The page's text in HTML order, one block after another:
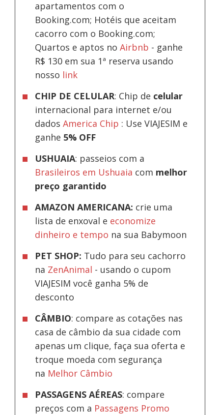
apartamentos com o
Booking.com; Hotéis que aceitam
cacorro com o Booking.com;
Quartos e aptos noAirbnb - ganhe
R$ 130 em sua 1ª reserva usando
nosso link
CHIP DE CELULAR: Chip de celular
internacional para internet e/ou
dadosAmerica Chip : Use VIAJESIM e
ganhe 5% OFF
USHUAIA: passeios com a
Brasileiros em Ushuaia com melhor
preço garantido
AMAZON AMERICANA: crie uma
lista de enxoval e economize
dinheiro e tempo na sua Babymoon
PET SHOP: Tudo para seu cachorro
na ZenAnimal - usando o cupom
VIAJESIM você ganha 5% de
desconto
CÂMBIO: compare as cotações nas
casa de câmbio da sua cidade com
apenas um clique, faça sua oferta e
troque moeda com segurança
na Melhor Câmbio
PASSAGENS AÉREAS: compare
preços com a Passagens Promo